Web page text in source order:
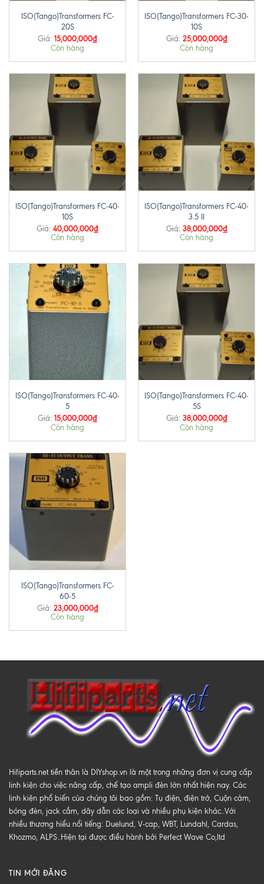
ISO(Tango)Transformers FC-
20S
Giá: 15,000,000₫
Còn hàng
ISO(Tango)Transformers FC-30-
10S
Giá: 25,000,000₫
Còn hàng
ISO(Tango)Transformers FC-40-
10S
Giá: 40,000,000₫
Còn hàng
ISO(Tango)Transformers FC-40-
3.5 II
Giá: 38,000,000₫
Còn hàng
ISO(Tango)Transformers FC-40-
5
Giá: 15,000,000₫
Còn hàng
ISO(Tango)Transformers FC-40-
5S
Giá: 38,000,000₫
Còn hàng
ISO(Tango)Transformers FC-
60-5
Giá: 23,000,000₫
Còn hàng
Hifiparts.net tiền thân là DIYshop.vn là một trong những đơn vị cung cấp
linh kiện cho việc nâng cấp, chế tạo ampli đèn lớn nhất hiện nay. Các
linh kiện phổ biến của chúng tôi bao gồm: Tụ điện, điện trở, Cuộn cảm,
bóng đèn, jack cắm, dây dẫn các loại và nhiều phụ kiện khác..Với
nhiều thương hiểu nổi tiếng: Duelund, V-cap, WBT, Lundahl, Cardas,
Khozmo, ALPS..Hiện tại được điều hành bởi Perfect Wave Co,ltd
TIN MỚI ĐĂNG